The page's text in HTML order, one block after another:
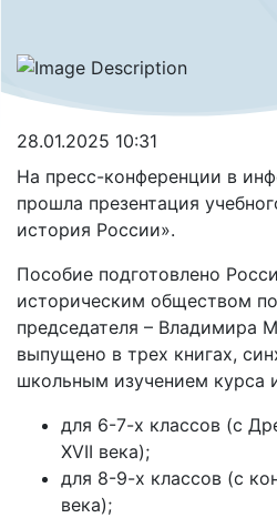
28.01.2025 10:31
На пресс-конференции в
прошла презентация
история России».
Пособие подготовлено
историческим обществом
председателя – Владимира
выпущено в трех книгах,
школьным изучением курса
для 6-7-х классов (с
XVII века);
для 8-9-х классов (с
века);